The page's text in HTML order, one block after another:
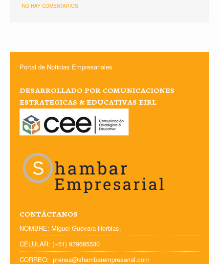
NO HAY COMENTARIOS
Portal de Noticias Empresariales
DESARROLLADO POR COMUNICACIONES
ESTRATEGICAS & EDUCATIVAS EIRL
CONTÁCTANOS
NOMBRE: Miguel Guevara Herbias.
CELULAR: (+51) 979685530
CORREO: prensa@shambarempresarial.com